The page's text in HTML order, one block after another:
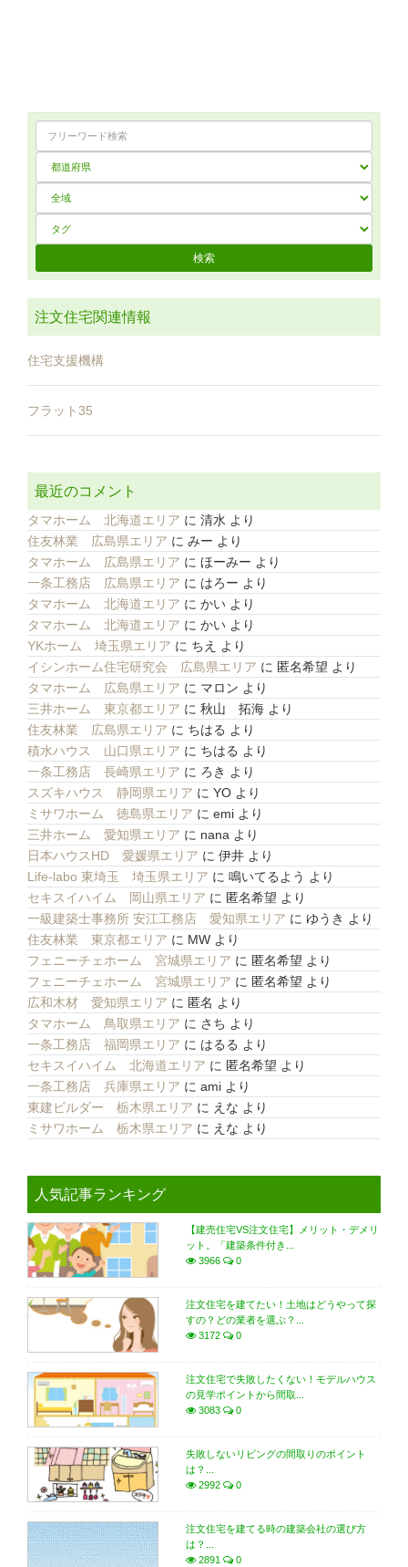
注文住宅関連情報
住宅支援機構
フラット35
最近のコメント
タマホーム 北海道エリア に 清水 より
住友林業 広島県エリア に みー より
タマホーム 広島県エリア に ほーみー より
一条工務店 広島県エリア に はろー より
タマホーム 北海道エリア に かい より
タマホーム 北海道エリア に かい より
YKホーム 埼玉県エリア に ちえ
より
イシンホーム住宅研究会 広島県エリア に 匿名希望 より
タマホーム 広島県エリア に マロン より
三井ホーム 東京都エリア に 秋山 拓海 より
住友林業 広島県エリア に ちはる より
積水ハウス 山口県エリア に ちはる より
一条工務店 長崎県エリア に ろき より
スズキハウス 静岡県エリア に YO より
ミサワホーム 徳島県エリア に emi より
三井ホーム 愛知県エリア に nana より
日本ハウスHD 愛媛県エリア に 伊井 より
Life-labo 東埼玉 埼玉県エリア に 鳴いてるよう より
セキスイハイム 岡山県エリア に 匿名希望 より
一級建築士事務所 安江工務店 愛知県エリア に ゆうき より
住友林業 東京都エリア に MW より
フェニーチェホーム 宮城県エリア に 匿名希望 より
フェニーチェホーム 宮城県エリア に 匿名希望 より
広和木材 愛知県エリア に 匿名 より
タマホーム 鳥取県エリア に さち より
一条工務店 福岡県エリア に はるる より
セキスイハイム 北海道エリア に 匿名希望 より
一条工務店 兵庫県エリア に ami より
東建ビルダー 栃木県エリア に えな より
ミサワホーム 栃木県エリア に えな より
人気記事ランキング
【建売住宅VS注文住宅】メリット・デメリ
ット。「建築条件付き...
3966
0
注文住宅を建てたい！土地はどうやって探
すの？どの業者を選ぶ？...
3172
0
注文住宅で失敗したくない！モデルハウス
の見学ポイントから間取...
3083
0
失敗しないリビングの間取りのポイント
は？...
2992
0
注文住宅を建てる時の建築会社の選び方
は？...
2891
0